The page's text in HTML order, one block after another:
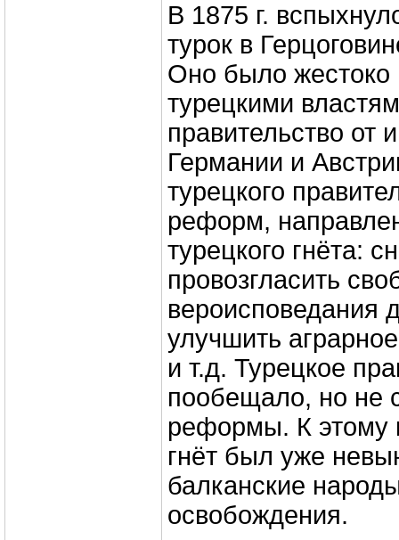
В 1875 г.
турок в
Оно было жестоко
турецкими
правительство от
Германии и
турецкого
реформ,
турецкого гнёта:
провозгласить
вероисповедания
улучшить
и т.д. Турецкое
пообещало, но не
реформы. К этому
гнёт был уже
балканские
освобождения.